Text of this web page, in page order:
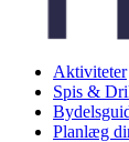
Aktiviteter
Spis &
Planlæg